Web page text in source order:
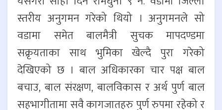
स्तरीय अनुगमन गरेको थियो । अनुगमनले सो
वडामा समेत बालमैत्री सुचक मापदण्डमा
सक्रृयताका साथ भुमिका खेल्दै पुरा गरेको
देखिएको छ । बाल अधिकारका चार पक्ष बाल
बचाउ, बाल संरक्षण, बालविकास र अर्थ पुर्ण बाल
सहभागीतामा सवै कागजातहरु पुर्ण रुपमा रहेको र